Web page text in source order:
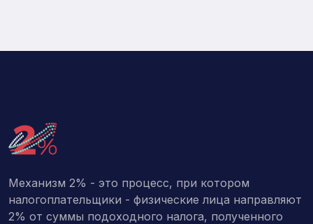
Механизм 2% - это процесс, при котором
налогоплательщики - физические лица направляют
2% от суммы подоходного налога, полученного